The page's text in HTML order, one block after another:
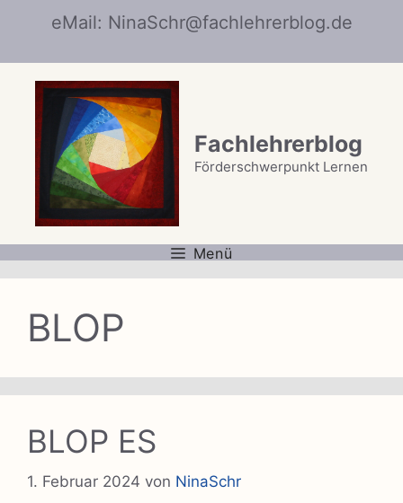
eMail: NinaSchr@fachlehrerblog.de
Fachlehrerblog
Förderschwerpunkt Lernen
Menü
BLOP
BLOP ES
1. Februar 2024 von NinaSchr